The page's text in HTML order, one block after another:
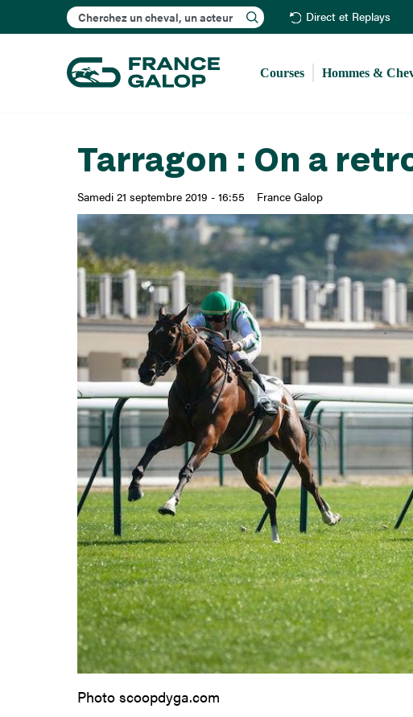
Rechercher Direct et Replays
Courses Hommes &
Tarragon : On a
Samedi 21 septembre 2019 - 16:55 France Galop
Photo scoopdyga.com